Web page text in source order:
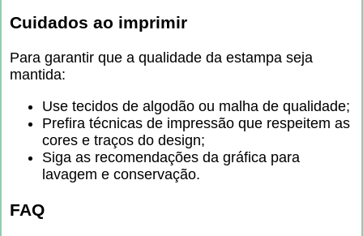
Cuidados ao imprimir
Para garantir que a qualidade da estampa seja
mantida:
Use tecidos de algodão ou malha de qualidade;
Prefira técnicas de impressão que respeitem as
cores e traços do design;
Siga as recomendações da gráfica para
lavagem e conservação.
FAQ